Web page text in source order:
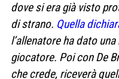
dove si era già visto
di strano. Quella
l’allenatore ha dato
giocatore. Poi con De
che crede, riceverà